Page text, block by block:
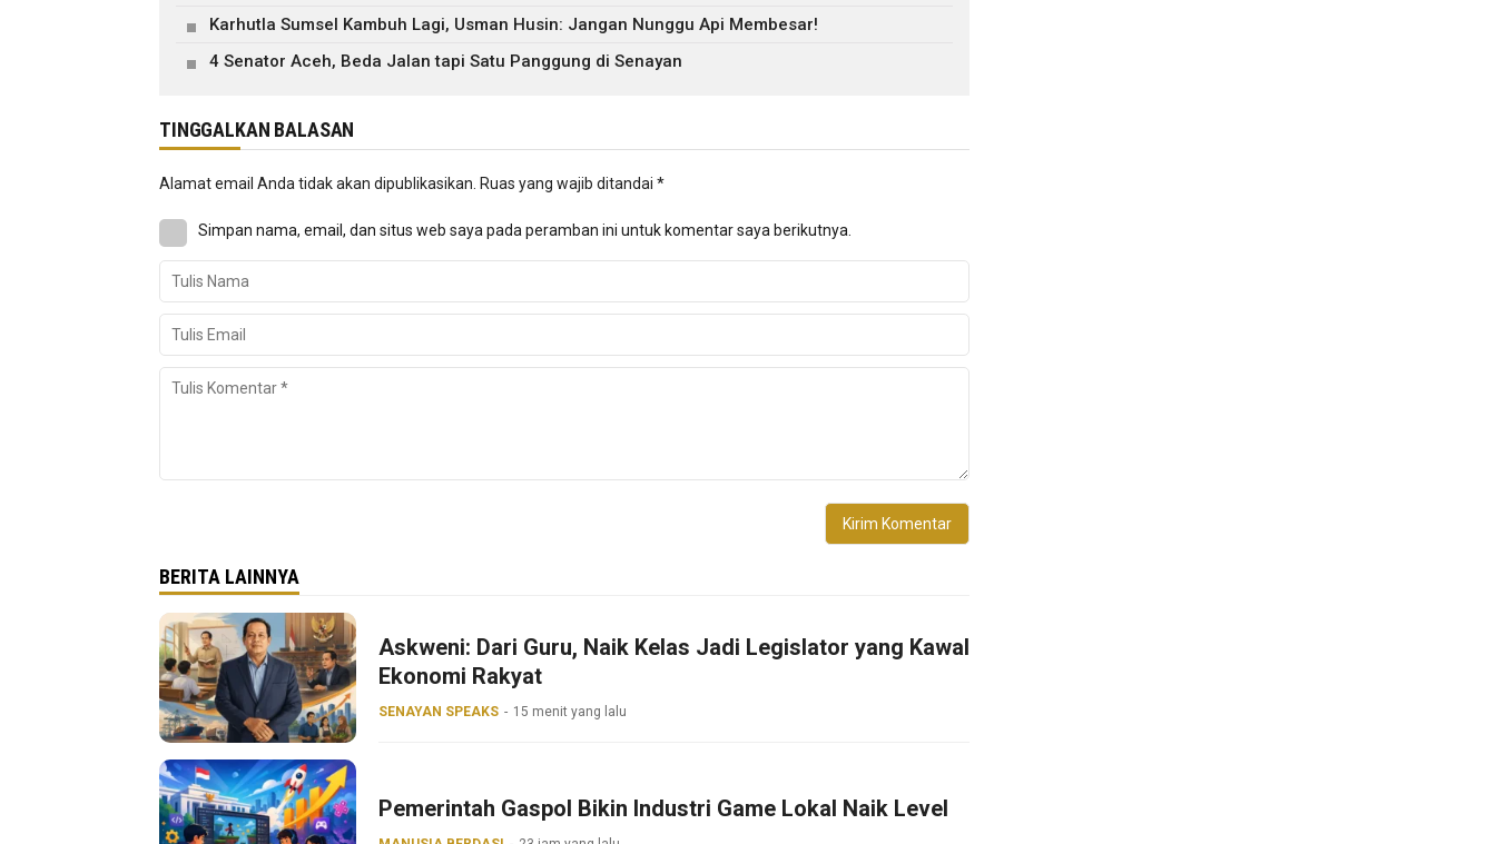
Karhutla Sumsel Kambuh Lagi, Usman Husin: Jangan Nunggu Api Membesar!
4 Senator Aceh, Beda Jalan tapi Satu Panggung di Senayan
TINGGALKAN BALASAN
Alamat email Anda tidak akan dipublikasikan. Ruas yang wajib ditandai *
Simpan nama, email, dan situs web saya pada peramban ini untuk komentar saya berikutnya.
BERITA LAINNYA
Askweni: Dari Guru, Naik Kelas Jadi Legislator yang Kawal
Ekonomi Rakyat
SENAYAN SPEAKS 15 menit yang lalu
Pemerintah Gaspol Bikin Industri Game Lokal Naik Level